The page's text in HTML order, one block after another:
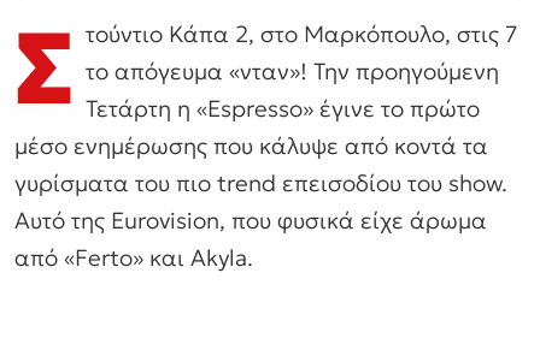
Σ τούντιο Κάπα 2, στο Μαρκόπουλο, στις 7
το απόγευμα «νταν»! Την προηγούμενη
Τετάρτη η «Εspresso» έγινε το πρώτο
μέσο ενημέρωσης που κάλυψε από κοντά τα
γυρίσματα του πιο trend επεισοδίου του show.
Aυτό της Eurovision, που φυσικά είχε άρωμα
από «Ferto» και Αkyla.